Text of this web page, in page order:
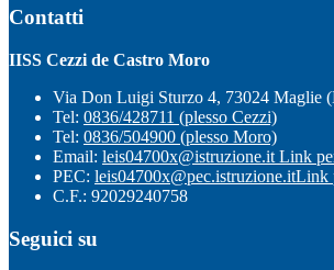
Contatti
IISS Cezzi de Castro Moro
Via Don Luigi Sturzo 4, 73024 Maglie
Tel: 0836/428711 (plesso Cezzi)
Tel: 0836/504900 (plesso Moro)
Email: leis04700x@istruzione.it Link
PEC: leis04700x@pec.istruzione.itLink
C.F.: 92029240758
Seguici su